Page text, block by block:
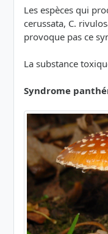
Les espèces qui
cerussata, C.
provoque pas ce
La substance
Syndrome